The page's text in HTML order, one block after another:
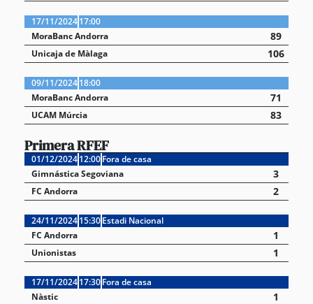
17/11/202417:00
MoraBanc Andorra
89
Unicaja de Màlaga 106
09/11/202418:00
MoraBanc Andorra
71
UCAM Múrcia 83
Primera RFEF
01/12/202412:00Fora de casa
Gimnástica Segoviana
3
FC Andorra 2
24/11/202415:30Estadi Nacional
FC Andorra
1
Unionistas 1
17/11/202417:30Fora de casa
Nàstic
1